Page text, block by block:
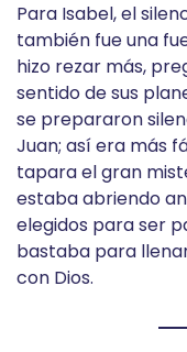
Para Isabel, el
también fue una
hizo rezar más,
sentido de sus
se prepararon
Juan; así era más
tapara el gran
estaba abriendo
elegidos para ser
bastaba para
con Dios.